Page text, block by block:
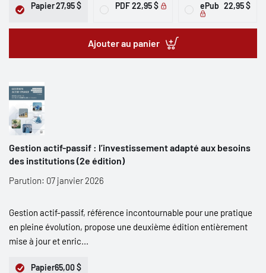
Papier27,95 $ PDF 22,95 $ ePub 22,95 $
Ajouter au panier
Gestion actif-passif : l’investissement adapté aux besoins
des institutions (2e édition)
Parution: 07 janvier 2026
Gestion actif-passif, référence incontournable pour une pratique
en pleine évolution, propose une deuxième édition entièrement
mise à jour et enric...
Papier65,00 $